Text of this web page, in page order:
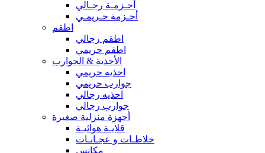
أحـزمـة رجـالي
أحـزمة حـريمـي
اطقم
اطقم رجالي
اطقم حريمي
الأحذية & الجوارب
احذيه حريمي
جوارب حريمي
احذيه رجالي
جوارب رجالي
أجهزة منزلية صغيرة
قلايـة هوائيـة
خلاطـات و عجـانـات
مكانس